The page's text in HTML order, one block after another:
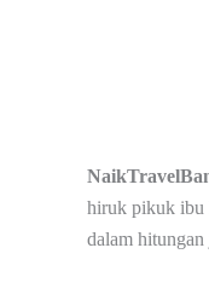
hiruk pikuk ibu
dalam hitungan